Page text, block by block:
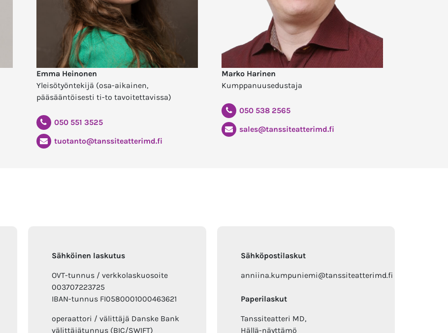
Emma Heinonen
Yleisötyöntekijä (osa-aikainen,
pääsääntöisesti ti-to tavoitettavissa)
050 551 3525
tuotanto@tanssiteatterimd.fi
Marko Harinen
Kumppanuusedustaja
050 538 2565
sales@tanssiteatterimd.fi
Sähköinen laskutus
OVT-tunnus / verkkolaskuosoite
003707223725
IBAN-tunnus FI0580001000463621
operaattori / välittäjä Danske Bank
välittäjätunnus (BIC/SWIFT)
Sähköpostilaskut
anniina.kumpuniemi@tanssiteatterimd.fi
Paperilaskut
Tanssiteatteri MD,
Hällä-näyttämö